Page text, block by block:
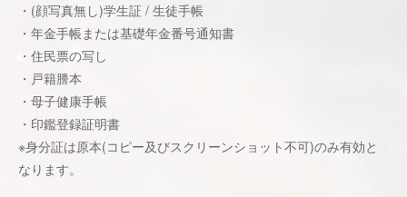
・(顔写真無し)学生証 / 生徒手帳
・年金手帳または基礎年金番号通知書
・住民票の写し
・戸籍謄本
・母子健康手帳
・印鑑登録証明書
※身分証は原本(コピー及びスクリーンショット不可)のみ有効と
なります。